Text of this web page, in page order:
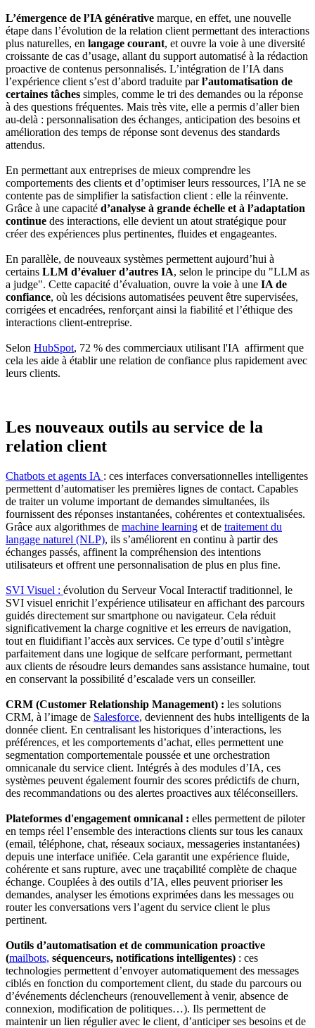
L’émergence de l’IA générative marque, en effet, une nouvelle
étape dans l’évolution de la relation client permettant des interactions
plus naturelles, en langage courant, et ouvre la voie à une diversité
croissante de cas d’usage, allant du support automatisé à la rédaction
proactive de contenus personnalisés. L’intégration de l’IA dans
l’expérience client s’est d’abord traduite parl’automatisation de
certaines tâches simples, comme le tri des demandes ou la réponse
à des questions fréquentes. Mais très vite, elle a permis d’aller bien
au-delà : personnalisation des échanges, anticipation des besoins et
amélioration des temps de réponse sont devenus des standards
attendus.
En permettant aux entreprises de mieux comprendre les
comportements des clients et d’optimiser leurs ressources, l’IA ne se
contente pas de simplifier la satisfaction client : elle la réinvente.
Grâce à une capacité d’analyse à grande échelle et à l’adaptation
continue des interactions, elle devient un atout stratégique pour
créer des expériences plus pertinentes, fluides et engageantes.
En parallèle, de nouveaux systèmes permettent aujourd’hui à
certains LLM d’évaluer d’autres IA, selon le principe du "LLM as
a judge". Cette capacité d’évaluation, ouvre la voie à une IA de
confiance, où les décisions automatisées peuvent être supervisées,
corrigées et encadrées, renforçant ainsi la fiabilité et l’éthique des
interactions client-entreprise.
Selon HubSpot, 72 % des commerciaux utilisant l'IA affirment que
cela les aide à établir une relation de confiance plus rapidement avec
leurs clients.
Les nouveaux outils au service de la
relation client
Chatbots et agents IA : ces interfaces conversationnelles intelligentes
permettent d’automatiser les premières lignes de contact. Capables
de traiter un volume important de demandes simultanées, ils
fournissent des réponses instantanées, cohérentes et contextualisées.
Grâce aux algorithmes de machine learning et de traitement du
langage naturel (NLP), ils s’améliorent en continu à partir des
échanges passés, affinent la compréhension des intentions
utilisateurs et offrent une personnalisation de plus en plus fine.
SVI Visuel : évolution du Serveur Vocal Interactif traditionnel, le
SVI visuel enrichit l’expérience utilisateur en affichant des parcours
guidés directement sur smartphone ou navigateur. Cela réduit
significativement la charge cognitive et les erreurs de navigation,
tout en fluidifiant l’accès aux services. Ce type d’outil s’intègre
parfaitement dans une logique de selfcare performant, permettant
aux clients de résoudre leurs demandes sans assistance humaine, tout
en conservant la possibilité d’escalade vers un conseiller.
CRM (Customer Relationship Management) : les solutions
CRM, à l’image de Salesforce, deviennent des hubs intelligents de la
donnée client. En centralisant les historiques d’interactions, les
préférences, et les comportements d’achat, elles permettent une
segmentation comportementale poussée et une orchestration
omnicanale du service client. Intégrés à des modules d’IA, ces
systèmes peuvent également fournir des scores prédictifs de churn,
des recommandations ou des alertes proactives aux téléconseillers.
Plateformes d'engagement omnicanal : elles permettent de piloter
en temps réel l’ensemble des interactions clients sur tous les canaux
(email, téléphone, chat, réseaux sociaux, messageries instantanées)
depuis une interface unifiée. Cela garantit une expérience fluide,
cohérente et sans rupture, avec une traçabilité complète de chaque
échange. Couplées à des outils d’IA, elles peuvent prioriser les
demandes, analyser les émotions exprimées dans les messages ou
router les conversations vers l’agent du service client le plus
pertinent.
Outils d’automatisation et de communication proactive
(mailbots, séquenceurs, notifications intelligentes) : ces
technologies permettent d’envoyer automatiquement des messages
ciblés en fonction du comportement client, du stade du parcours ou
d’événements déclencheurs (renouvellement à venir, absence de
connexion, modification de politiques…). Ils permettent de
maintenir un lien régulier avec le client, d’anticiper ses besoins et de